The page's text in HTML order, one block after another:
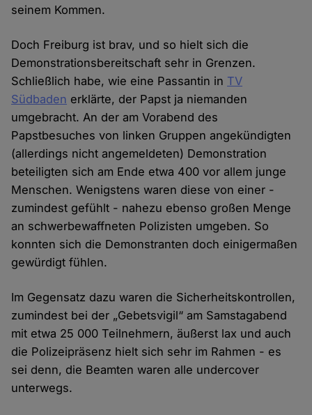
seinem Kommen.
Doch Freiburg ist brav, und so hielt sich die
Demonstrationsbereitschaft sehr in Grenzen.
Schließlich habe, wie eine Passantin in TV
Südbaden erklärte, der Papst ja niemanden
umgebracht. An der am Vorabend des
Papstbesuches von linken Gruppen angekündigten
(allerdings nicht angemeldeten) Demonstration
beteiligten sich am Ende etwa 400 vor allem junge
Menschen. Wenigstens waren diese von einer -
zumindest gefühlt - nahezu ebenso großen Menge
an schwerbewaffneten Polizisten umgeben. So
konnten sich die Demonstranten doch einigermaßen
gewürdigt fühlen.
Im Gegensatz dazu waren die Sicherheitskontrollen,
zumindest bei der „Gebetsvigil“ am Samstagabend
mit etwa 25 000 Teilnehmern, äußerst lax und auch
die Polizeipräsenz hielt sich sehr im Rahmen - es
sei denn, die Beamten waren alle undercover
unterwegs.